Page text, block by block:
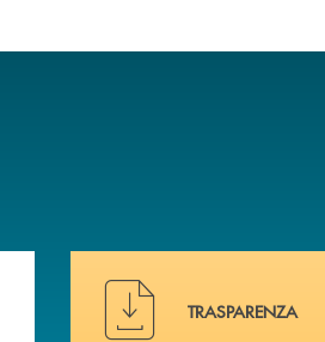
Hai bisogno di alcuni
TRASPARENZA